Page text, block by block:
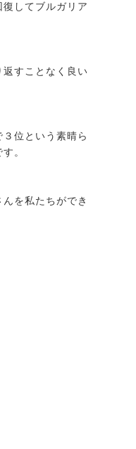
してブルガリア
すことなく良い
位という素晴ら
。
を私たちができ